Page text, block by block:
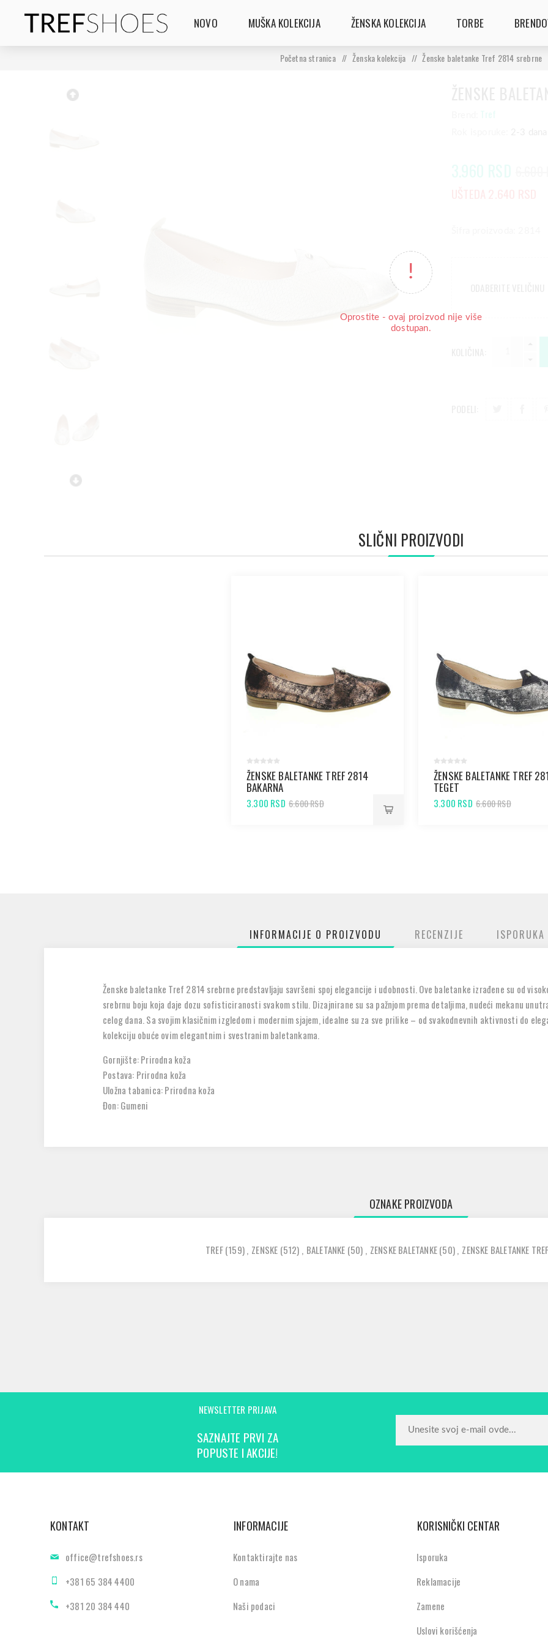
NOVO MUŠKA KOLEKCIJA ŽENSKA KOLEKCIJA TORBE
Početna stranica / Ženska kolekcija / Ženske baletanke Tref 2814 srebrne
Oprostite - ovaj proizvod nije više
dostupan.
SLIČNI PROIZVODI
ŽENSKE BALETANKE TREF 2814
BAKARNA
3.300 RSD 6.600 RSD
ŽENSKE BALETANKE TREF
TEGET
3.300 RSD 6.600 RSD
INFORMACIJE O PROIZVODU RECENZIJE ISPORUKA
Ženske baletanke Tref 2814 srebrne predstavljaju savršeni spoj elegancije i udobnosti. Ove baletanke izrađene su od
srebrnu boju koja daje dozu sofisticiranosti svakom stilu. Dizajnirane su sa pažnjom prema detaljima, nudeći mekanu
celog dana. Sa svojim klasičnim izgledom i modernim sjajem, idealne su za sve prilike – od svakodnevnih aktivnosti do
kolekciju obuće ovim elegantnim i svestranim baletankama.
Gornjište: Prirodna koža
Postava: Prirodna koža
Uložna tabanica: Prirodna koža
Đon: Gumeni
OZNAKE PROIZVODA
TREF(159), ZENSKE (512) , BALETANKE (50) , ZENSKE BALETANKE(50), ZENSKE BALETANKE
NEWSLETTER PRIJAVA
SAZNAJTE PRVI ZA
POPUSTE I AKCIJE!
KONTAKT
office@trefshoes.rs
+381 65 384 4400
+381 20 384 440
INFORMACIJE
Kontaktirajte nas
O nama
Naši podaci
KORISNIČKI CENTAR
Isporuka
Reklamacije
Zamene
Uslovi korišćenja